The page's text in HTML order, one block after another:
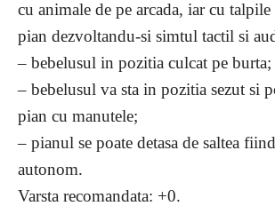
cu animale de pe arcada, iar cu talpile
pian dezvoltandu-si simtul tactil si
– bebelusul in pozitia culcat pe burta;
– bebelusul va sta in pozitia sezut si
pian cu manutele;
– pianul se poate detasa de saltea
autonom.
Varsta recomandata: +0.